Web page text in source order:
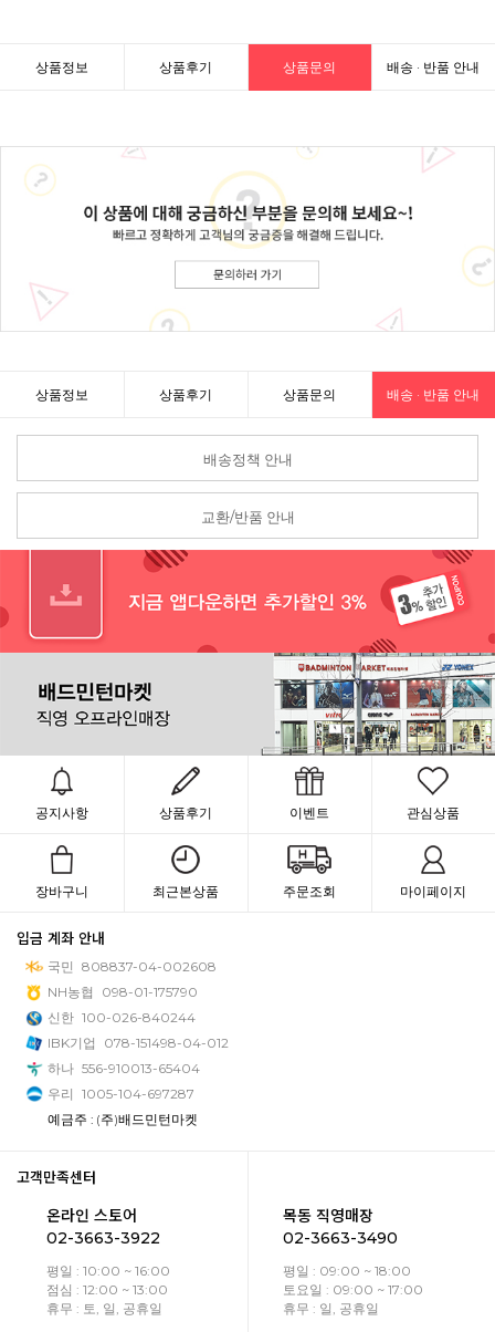
상품정보 상품후기 상품문의 배송 · 반품 안내
상품정보 상품후기 상품문의 배송 · 반품 안내
배송정책 안내
교환/반품 안내
공지사항 상품후기 이벤트 관심상품
장바구니 최근본상품 주문조회 마이페이지
입금 계좌 안내
국민 808837-04-002608
NH농협
098-01-175790
신한 100-026-840244
IBK기업
078-151498-04-012
하나 556-910013-65404
우리 1005-104-697287
예금주 : (주)배드민턴마켓
고객만족센터
온라인 스토어
02-3663-3922
평일 : 10:00 ~ 16:00
점심 : 12:00 ~ 13:00
휴무 : 토, 일, 공휴일
목동 직영매장
02-3663-3490
평일 : 09:00 ~ 18:00
토요일 : 09:00 ~ 17:00
휴무 : 일, 공휴일